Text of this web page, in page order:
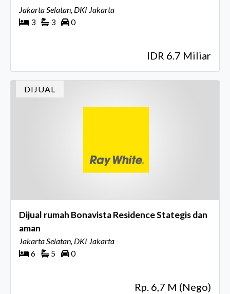
Jakarta Selatan, DKI Jakarta
3
3 0
IDR 6.7 Miliar
DIJUAL
Dijual rumah Bonavista Residence Stategis dan
aman
Jakarta Selatan, DKI Jakarta
6
5 0
Rp. 6,7 M (Nego)